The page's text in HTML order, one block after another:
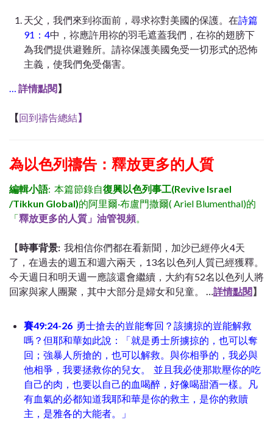
天父，我們來到祢面前，尋求祢對美國的保護。在詩篇
91：4中，祢應許用祢的羽毛遮蓋我們，在祢的翅膀下
為我們提供避難所。請祢保護美國免受一切形式的恐怖
主義，使我們免受傷害。
詳情點閱】
【回到禱告總結】
為以色列禱告：釋放更多的人質
編輯小語: 本篇節錄自復興以色列事工(Revive Israel
/Tikkun Global)的阿里爾·布盧門撒爾( Ariel Blumenthal)的
「釋放更多的人質」油管視頻。
【時事背景: 我相信你們都在看新聞，加沙已經停火4天
了，在過去的週五和週六兩天，13名以色列人質已經獲釋。
今天週日和明天週一應該還會繼續，大約有52名以色列人將
回家與家人團聚，其中大部分是婦女和兒童。
詳情點閱】
賽49:24-26 勇士搶去的豈能奪回？該擄掠的豈能解救
嗎？但耶和華如此說：「就是勇士所擄掠的，也可以奪
回；強暴人所搶的，也可以解救。與你相爭的，我必與
他相爭，我要拯救你的兒女。
並且我必使那欺壓你的吃
自己的肉，也要以自己的血喝醉，好像喝甜酒一樣。凡
有血氣的必都知道我耶和華是你的救主，是你的救贖
主，是雅各的大能者。」